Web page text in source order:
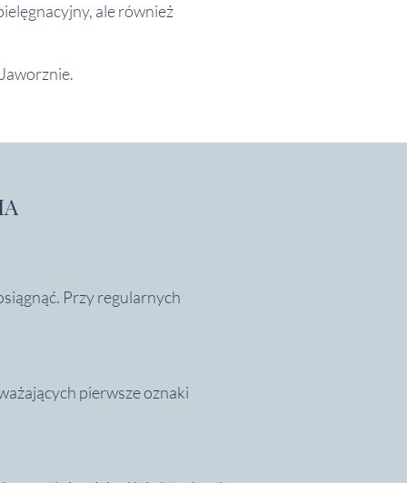
ale również
Przy regularnych
pierwsze oznaki